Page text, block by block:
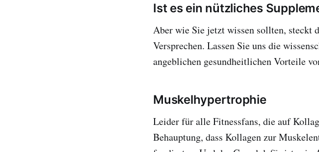
Ist es ein nützliches
Aber wie Sie jetzt wissen sollten, steckt
Versprechen. Lassen Sie uns die
angeblichen gesundheitlichen Vorteile
Muskelhypertrophie
Leider für alle Fitnessfans, die auf
Behauptung, dass Kollagen zur